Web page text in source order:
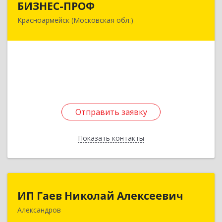
БИЗНЕС-ПРОФ
Красноармейск (Московская обл.)
Отправить заявку
Показать контакты
141290, Московская обл, Красноармейск г,
Отправить заявку
Назад
ИП Гаев Николай Алексеевич
Александров
ИП Гаев Николай Алексеевич
601650, Владимирская обл, Александровский р-